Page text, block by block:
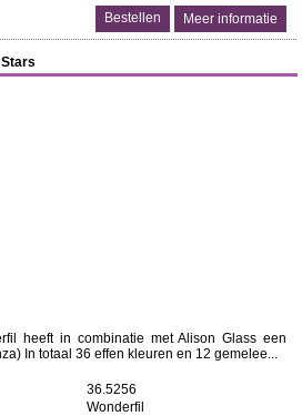
Meer informatie
heeft in combinatie met Alison Glass een
In totaal 36 effen kleuren en 12 gemelee...
36.5256
Wonderfil